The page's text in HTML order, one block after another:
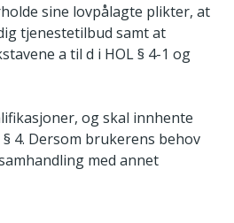
sine lovpålagte plikter, at
tjenestetilbud samt at
a til d i HOL § 4-1 og
og skal innhente
4. Dersom brukerens behov
med annet